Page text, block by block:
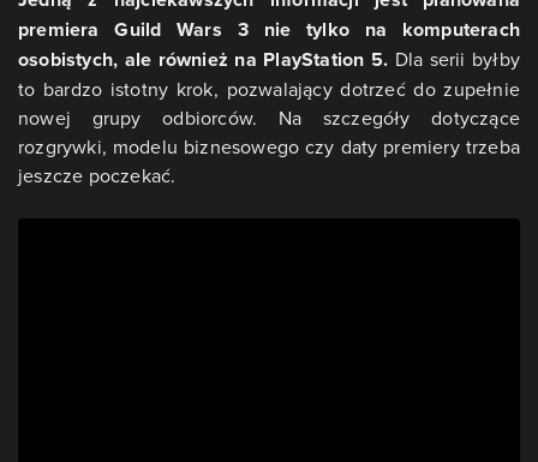
premiera Guild Wars 3
nie tylko na komputerach
osobistych, ale również na PlayStation 5. Dla serii byłby
to bardzo istotny krok, pozwalający dotrzeć do zupełnie
nowej grupy odbiorców. Na szczegóły dotyczące
rozgrywki, modelu biznesowego czy daty premiery trzeba
jeszcze poczekać.